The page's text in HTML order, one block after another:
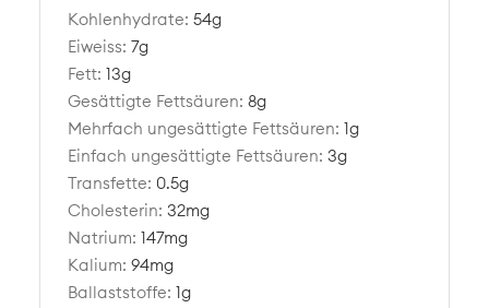
Kohlenhydrate:54g
Eiweiss:7g
Fett:13g
Gesättigte Fettsäuren:8g
Mehrfach ungesättigte Fettsäuren:1g
Einfach ungesättigte Fettsäuren:3g
Transfette: 0.5g
Cholesterin:32mg
Natrium:147mg
Kalium:94mg
Ballaststoffe:1g